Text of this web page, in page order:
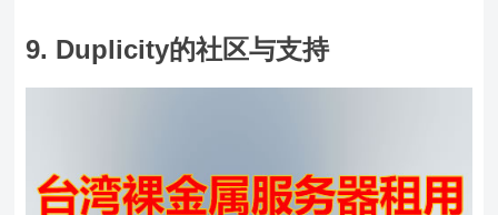
9. Duplicity的社区与支持